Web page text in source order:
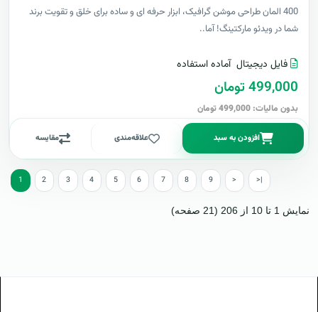
400 المان طراحی موشن گرافیک، ابزار حرفه ای و ساده برای خلق و تقویت برند
شما در ویدئو مارکتینگ! آما..
فایل دیجیتال آماده استفاده
499,000 تومان
بدون مالیات: 499,000 تومان
افزودن به سبد علاقه‌مندی مقایسه
1 2 3 4 5 6 7 8 9 > >|
نمایش 1 تا 10 از 206 (21 صفحه)